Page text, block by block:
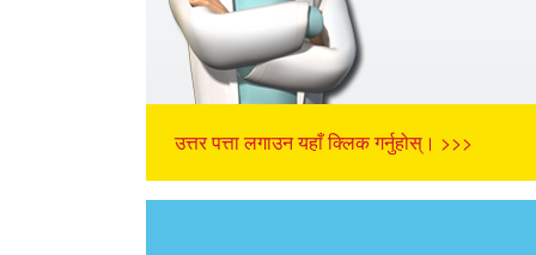
उत्तर पत्ता लगाउन यहाँ क्लिक गर्नुहोस्। >>>